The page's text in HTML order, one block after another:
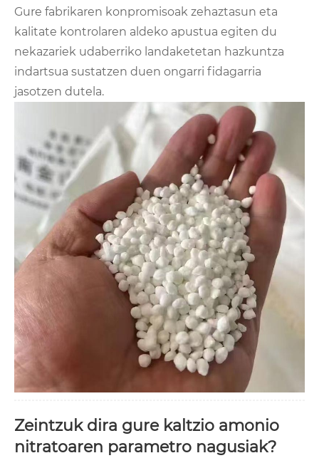
Gure fabrikaren konpromisoak zehaztasun eta
kalitate kontrolaren aldeko apustua egiten du
nekazariek udaberriko landaketetan hazkuntza
indartsua sustatzen duen ongarri fidagarria
jasotzen dutela.
Zeintzuk dira gure kaltzio amonio
nitratoaren parametro nagusiak?